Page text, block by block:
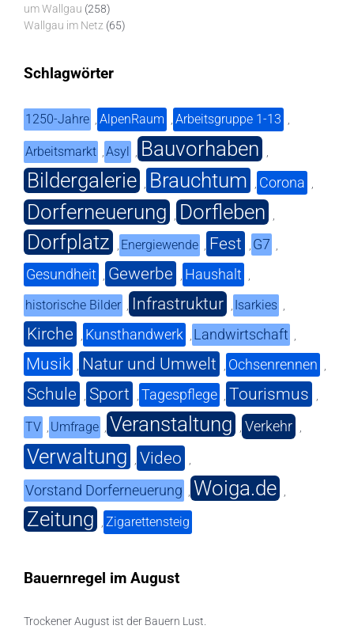
um Wallgau (258)
Wallgau im Netz (65)
Schlagwörter
1250-Jahre , AlpenRaum , Arbeitsgruppe 1-13 ,
Arbeitsmarkt ,Asyl , Bauvorhaben ,
Bildergalerie , Brauchtum , Corona ,
Dorferneuerung , Dorfleben ,
Dorfplatz , Energiewende , Fest , G7 ,
Gesundheit , Gewerbe , Haushalt ,
historische Bilder , Infrastruktur , Isarkies ,
Kirche , Kunsthandwerk , Landwirtschaft ,
Musik , Natur und Umwelt , Ochsenrennen ,
Schule , Sport , Tagespflege , Tourismus ,
TV , Umfrage , Veranstaltung , Verkehr ,
Verwaltung , Video ,
Vorstand Dorferneuerung , Woiga.de ,
Zeitung , Zigarettensteig
Bauernregel im August
Trockener August ist der Bauern Lust.